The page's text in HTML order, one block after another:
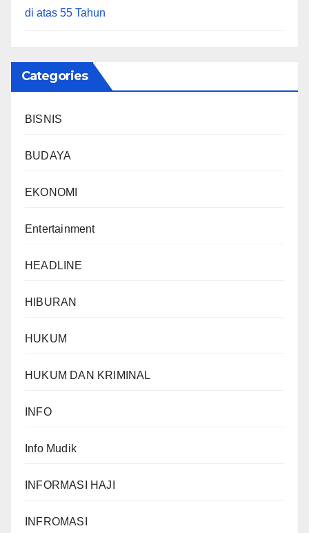
di atas 55 Tahun
Categories
BISNIS
BUDAYA
EKONOMI
Entertainment
HEADLINE
HIBURAN
HUKUM
HUKUM DAN KRIMINAL
INFO
Info Mudik
INFORMASI HAJI
INFROMASI